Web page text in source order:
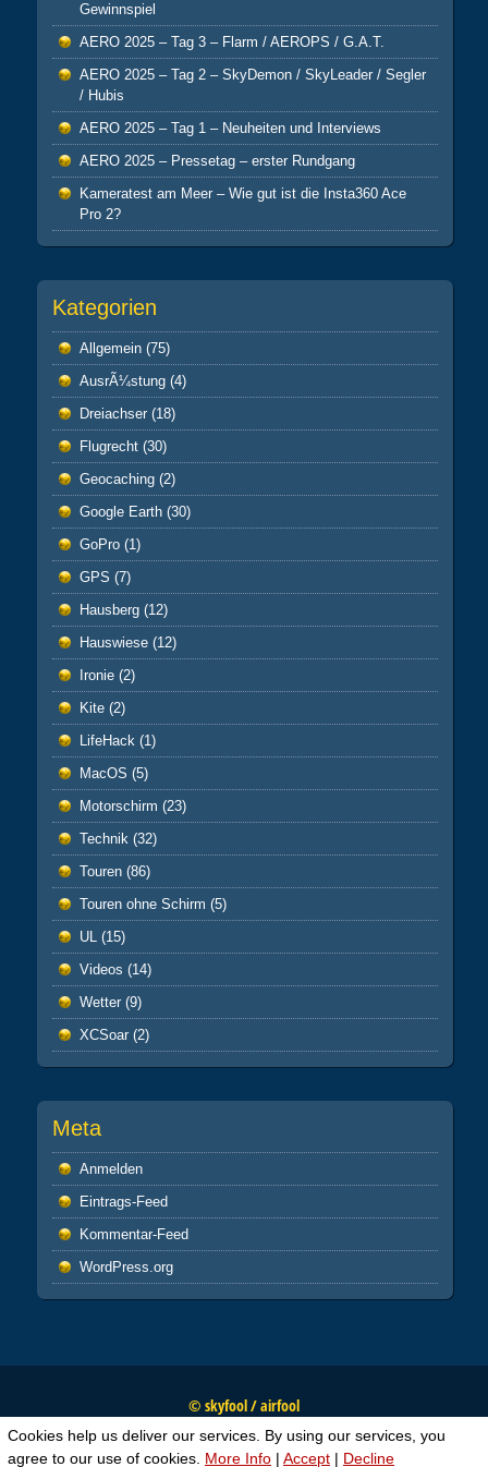
Gewinnspiel
AERO 2025 – Tag 3 – Flarm / AEROPS / G.A.T.
AERO 2025 – Tag 2 – SkyDemon / SkyLeader / Segler
/ Hubis
AERO 2025 – Tag 1 – Neuheiten und Interviews
AERO 2025 – Pressetag – erster Rundgang
Kameratest am Meer – Wie gut ist die Insta360 Ace
Pro 2?
Kategorien
Allgemein(75)
AusrÃ¼stung(4)
Dreiachser(18)
Flugrecht(30)
Geocaching(2)
Google Earth(30)
GoPro(1)
GPS (7)
Hausberg(12)
Hauswiese(12)
Ironie(2)
Kite(2)
LifeHack (1)
MacOS (5)
Motorschirm (23)
Technik (32)
Touren(86)
Touren ohne Schirm (5)
UL
(15)
Videos (14)
Wetter(9)
XCSoar(2)
Meta
Anmelden
Eintrags-Feed
Kommentar-Feed
WordPress.org
© skyfool / airfool
Cookies help us deliver our services. By using our services, you
agree to our use of cookies. More Info | Accept | Decline